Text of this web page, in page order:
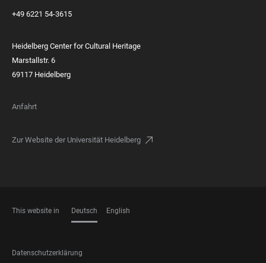
+49 6221 54-3615
Heidelberg Center for Cultural Heritage
Marstallstr. 6
69117 Heidelberg
Anfahrt
Zur Website der Universität Heidelberg
This website in Deutsch English
FOOTER
Datenschutzerklärung